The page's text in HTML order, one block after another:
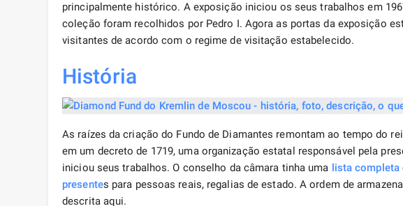
principalmente histórico. A exposição iniciou os seus trabalhos em
coleção foram recolhidos por Pedro I. Agora as portas da exposição
visitantes de acordo com o regime de visitação estabelecido.
História
As raízes da criação do Fundo de Diamantes remontam ao tempo do
em um decreto de 1719, uma organização estatal responsável pela
iniciou seus trabalhos. O conselho da câmara tinha uma lista completa
presentes para pessoas reais, regalias de estado. A ordem de
descrita aqui.